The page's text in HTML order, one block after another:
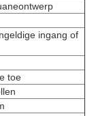
ingang of
toe